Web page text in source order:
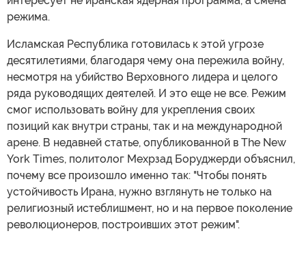
режима.
Исламская Республика готовилась к этой угрозе
десятилетиями, благодаря чему она пережила войну,
несмотря на убийство Верховного лидера и целого
ряда руководящих деятелей. И это еще не все. Режим
смог использовать войну для укрепления своих
позиций как внутри страны, так и на международной
арене. В недавней статье, опубликованной в The New
York Times, политолог Мехрзад Боруджерди объяснил,
почему все произошло именно так: "Чтобы понять
устойчивость Ирана, нужно взглянуть не только на
религиозный истеблишмент, но и на первое поколение
революционеров, построивших этот режим".